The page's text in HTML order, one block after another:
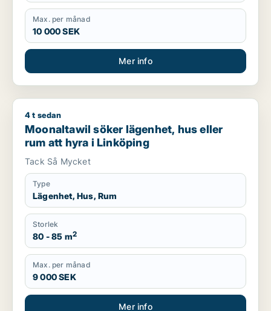
Max. per månad
10 000 SEK
Mer info
Moonaltawil söker lägenhet, hus eller rum att hyra i
4 t sedan
Moonaltawil söker lägenhet, hus eller
rum att hyra i Linköping
Tack Så Mycket
Type
Lägenhet, Hus, Rum
Storlek
80 - 85 m2
Max. per månad
9 000 SEK
Mer info